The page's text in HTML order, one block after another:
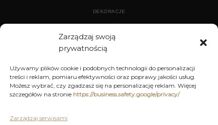
Zarządzaj swoją
prywatnością
Używamy plików cookie i podobnych technologii do personalizacji
treści i reklam, pomiaru efektywności oraz poprawy jakości usług.
Możesz wybrać, czy zgadzasz się na personalizację reklam. Więcej
szczegółów na stronie https://business.safety.google/privacy/
Zarządzaj serwisami
DEKORACJE
DEKORACJE
KUCHNIA